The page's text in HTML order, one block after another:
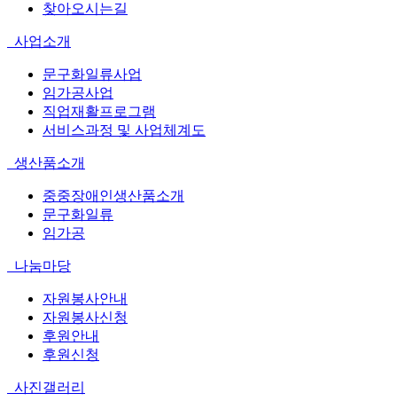
찾아오시는길
사업소개
문구화일류사업
임가공사업
직업재활프로그램
서비스과정 및 사업체계도
생산품소개
중중장애인생산품소개
문구화일류
임가공
나눔마당
자원봉사안내
자원봉사신청
후원안내
후원신청
사진갤러리